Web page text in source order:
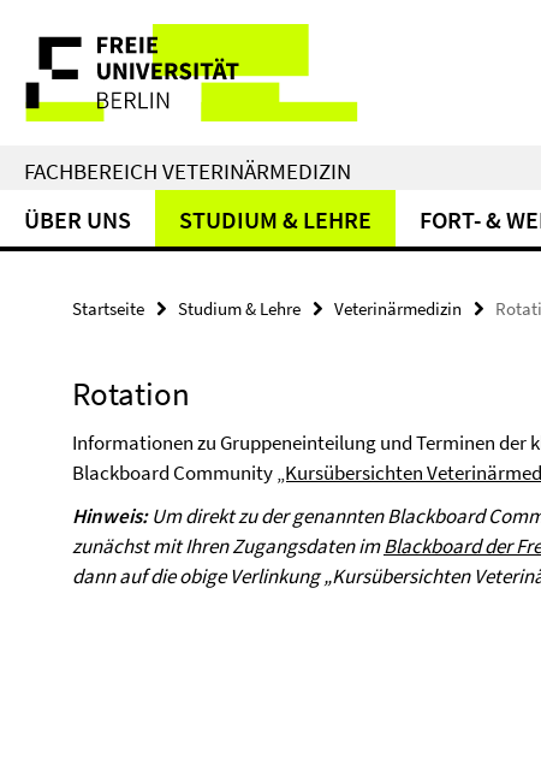
direkt
Inhalt
Service-
Navigation
FACHBEREICH VETERINÄRMEDIZIN
ÜBER UNS STUDIUM & LEHRE FORT- &
Startseite Studium & Lehre Veterinärmedizin
Rotation
Informationen zu Gruppeneinteilung und Terminen der
Blackboard Community„Kursübersichten
Hinweis:Um direkt zu der genannten Blackboard
zunächst mit Ihren Zugangsdaten imBlackboard der
dann auf die obige Verlinkung „Kursübersichten